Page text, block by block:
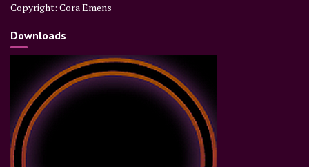
Copyright: Cora Emens
Downloads